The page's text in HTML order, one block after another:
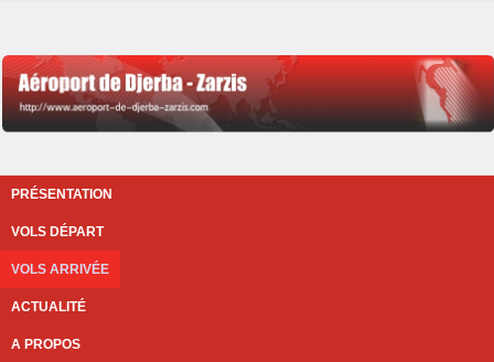
PRÉSENTATION
VOLS DÉPART
VOLS ARRIVÉE
ACTUALITÉ
A PROPOS